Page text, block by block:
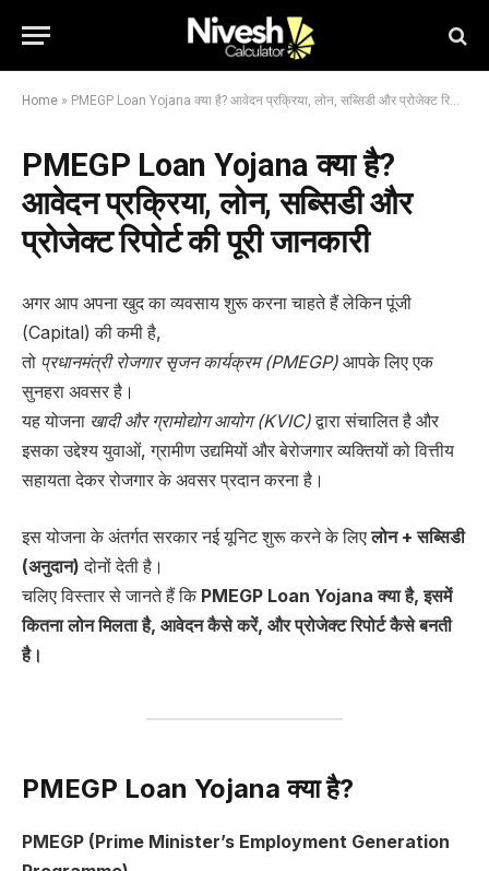
Home » PMEGP Loan Yojana क्या है? आवेदन प्रक्रिया, लोन, सब्सिडी और प्रोजेक्ट रिपोर्ट की पूरी जानकारी
PMEGP Loan Yojana क्या है?
आवेदन प्रक्रिया, लोन, सब्सिडी और
प्रोजेक्ट रिपोर्ट की पूरी जानकारी
अगर आप अपना खुद का व्यवसाय शुरू करना चाहते हैं लेकिन पूंजी
(Capital) की कमी है,
तो प्रधानमंत्री रोजगार सृजन कार्यक्रम (PMEGP) आपके लिए एक
सुनहरा अवसर है।
यह योजना खादी और ग्रामोद्योग आयोग (KVIC)द्वारा संचालित है और
इसका उद्देश्य युवाओं, ग्रामीण उद्यमियों और बेरोजगार व्यक्तियों को वित्तीय
सहायता देकर रोजगार के अवसर प्रदान करना है।
इस योजना के अंतर्गत सरकार नई यूनिट शुरू करने के लिएलोन + सब्सिडी
(अनुदान) दोनों देती है।
चलिए विस्तार से जानते हैं कि PMEGP Loan Yojana क्या है, इसमें
कितना लोन मिलता है, आवेदन कैसे करें, और प्रोजेक्ट रिपोर्ट कैसे बनती
है।
PMEGP Loan Yojana क्या है?
PMEGP (Prime Minister’s Employment Generation